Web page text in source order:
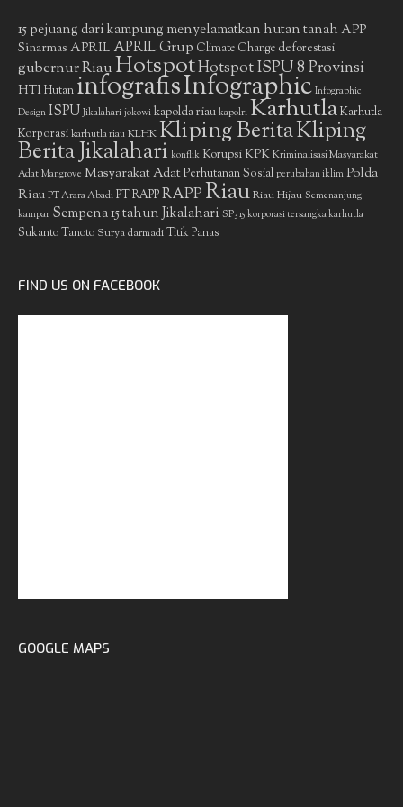
15 pejuang dari kampung menyelamatkan hutan tanah APP
Sinarmas APRIL APRIL Grup Climate Change deforestasi
gubernur RiauHotspotHotspot ISPU 8 Provinsi
HTIHutan infografisInfographic Infographic
Design ISPU Jikalahari jokowi kapolda riau kapolri KarhutlaKarhutla
Korporasikarhutla riauKLHKKliping BeritaKliping
Berita Jikalahari konflik Korupsi KPKKriminalisasi Masyarakat
Adat Mangrove Masyarakat AdatPerhutanan Sosial perubahan iklim Polda
Riau PT Arara Abadi PT RAPPRAPPRiauRiau Hijau Semenanjung
kampar Sempena 15 tahun Jikalahari SP3 15 korporasi tersangka karhutla
Sukanto Tanoto Surya darmadiTitik Panas
FIND US ON FACEBOOK
GOOGLE MAPS